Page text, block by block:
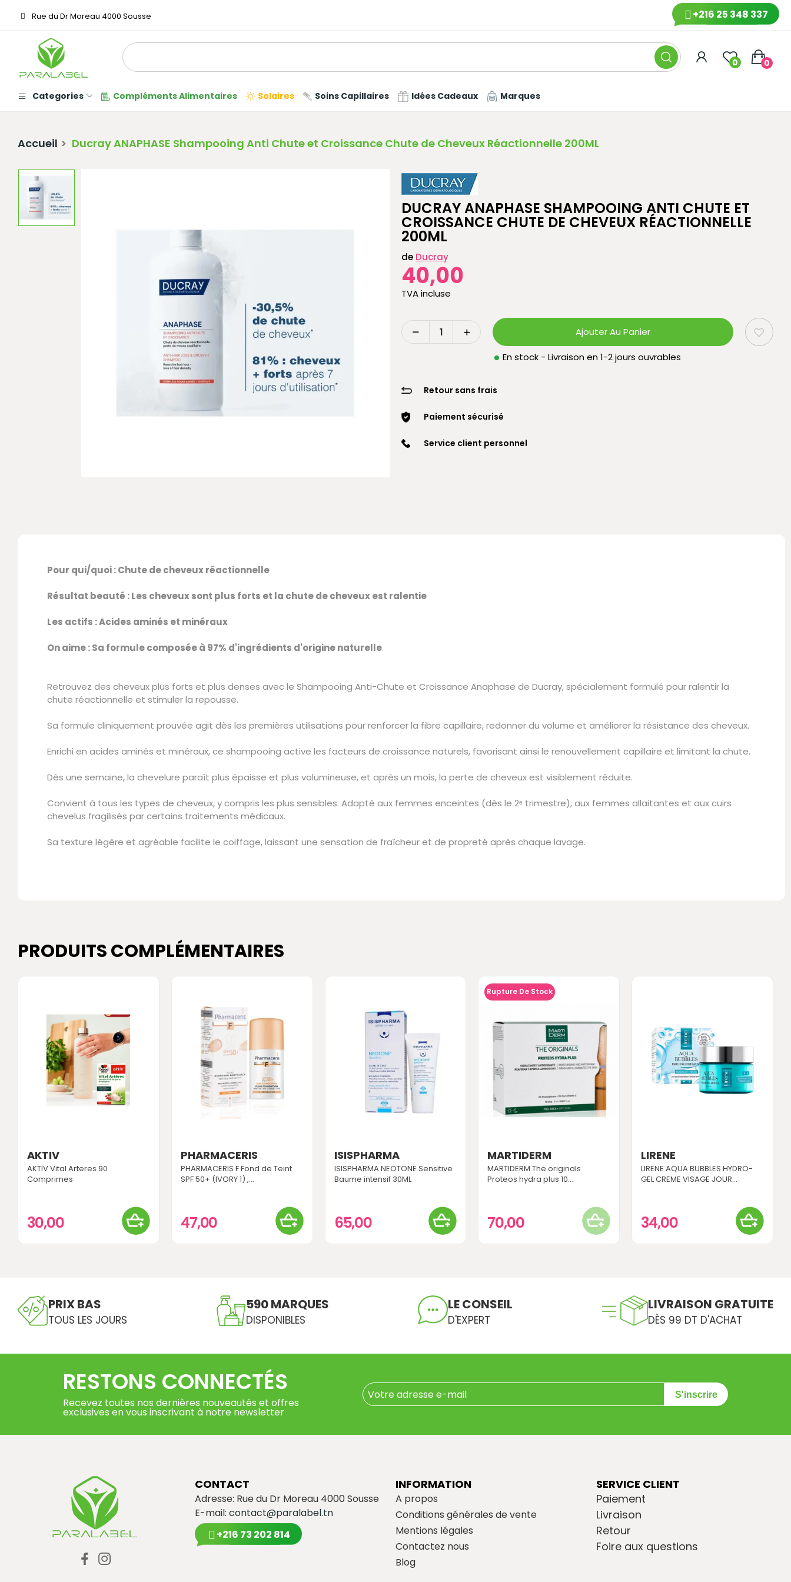
Rue du Dr Moreau 4000 Sousse +216 25 348 337
0 0
Categories Compléments Alimentaires Solaires Soins Capillaires Idées Cadeaux Marques
Accueil Ducray ANAPHASE Shampooing Anti Chute et Croissance Chute de Cheveux Réactionnelle 200ML
DUCRAY ANAPHASE SHAMPOOING ANTI CHUTE ET
CROISSANCE CHUTE DE CHEVEUX RÉACTIONNELLE
200ML
de Ducray
40,00
TVA incluse
Ajouter Au Panier
En stock - Livraison en 1-2 jours ouvrables
Retour sans frais
Paiement sécurisé
Service client personnel
Pour qui/quoi : Chute de cheveux réactionnelle
Résultat beauté : Les cheveux sont plus forts et la chute de cheveux est ralentie
Les actifs : Acides aminés et minéraux
On aime : Sa formule composée à 97% d'ingrédients d'origine naturelle
Retrouvez des cheveux plus forts et plus denses avec le Shampooing Anti-Chute et Croissance Anaphase de Ducray, spécialement formulé pour ralentir la
chute réactionnelle et stimuler la repousse.
Sa formule cliniquement prouvée agit dès les premières utilisations pour renforcer la fibre capillaire, redonner du volume et améliorer la résistance des cheveux.
Enrichi en acides aminés et minéraux, ce shampooing active les facteurs de croissance naturels, favorisant ainsi le renouvellement capillaire et limitant la chute.
Dès une semaine, la chevelure paraît plus épaisse et plus volumineuse, et après un mois, la perte de cheveux est visiblement réduite.
Convient à tous les types de cheveux, y compris les plus sensibles. Adapté aux femmes enceintes (dès le 2ᵉ trimestre), aux femmes allaitantes et aux cuirs
chevelus fragilisés par certains traitements médicaux.
Sa texture légère et agréable facilite le coiffage, laissant une sensation de fraîcheur et de propreté après chaque lavage.
PRODUITS COMPLÉMENTAIRES
AKTIV
AKTIV Vital Arteres 90
Comprimes
30,00
PHARMACERIS
PHARMACERIS F Fond de Teint
SPF 50+ (IVORY 1) ,...
47,00
ISISPHARMA
ISISPHARMA NEOTONE Sensitive
Baume intensif 30ML
65,00
Rupture De Stock
MARTIDERM
MARTIDERM The originals
Proteos hydra plus 10...
70,00
LIRENE
LIRENE AQUA BUBBLES HYDRO-
GEL CREME VISAGE JOUR...
34,00
PRIX BAS
TOUS LES JOURS
590 MARQUES
DISPONIBLES
LE CONSEIL
D'EXPERT
LIVRAISON GRATUITE
DÈS 99 DT D'ACHAT
RESTONS CONNECTÉS
Recevez toutes nos dernières nouveautés et offres
exclusives en vous inscrivant à notre newsletter
S'inscrire
CONTACT
Adresse: Rue du Dr Moreau 4000 Sousse
E-mail: contact@paralabel.tn
+216 73 202 814
INFORMATION
A propos
Conditions générales de vente
Mentions légales
Contactez nous
Blog
SERVICE CLIENT
Paiement
Livraison
Retour
Foire aux questions